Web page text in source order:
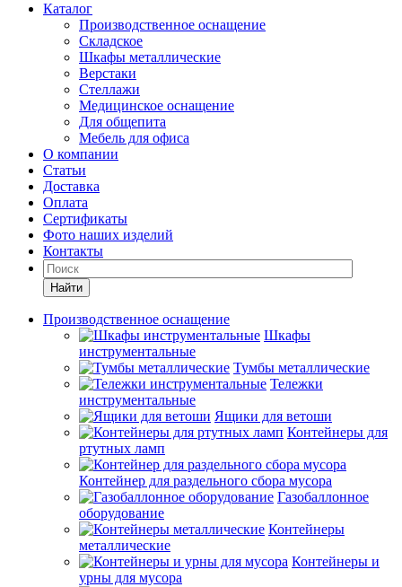
Каталог
Производственное оснащение
Складское
Шкафы металлические
Верстаки
Стеллажи
Медицинское оснащение
Для общепита
Мебель для офиса
О компании
Статьи
Доставка
Оплата
Сертификаты
Фото наших изделий
Контакты
Найти
Производственное оснащение
Шкафы
инструментальные
Тумбы металлические
Тележки
инструментальные
Ящики для ветоши
Контейнеры для
ртутных ламп
Контейнер для раздельного сбора мусора
Газобаллонное
оборудование
Контейнеры
металлические
Контейнеры и
урны для мусора